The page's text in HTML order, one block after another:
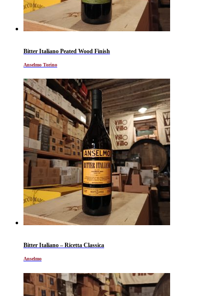
Bitter Italiano Peated Wood Finish
Anselmo Torino
Bitter Italiano – Ricetta Classica
Anselmo